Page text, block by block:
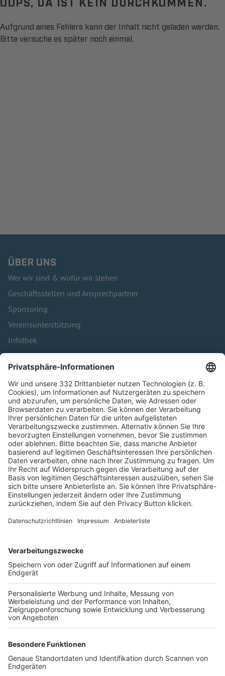
Aufgrund eines Fehlers kann der Inhalt nicht geladen werden.
Bitte versuche es später noch einmal.
ÜBER UNS
Wer wir sind & wofür wir stehen
Geschäftsstellen und Ansprechpartner
Sponsoring
Vereinsunterstützung
Infothek
Kontakt
HÄUFIG BESUCHTE SEITEN
Pässe und Vereinswechsel
Trainerausbildung
Schulungsangebot Vereinsmitarbeiter
BFV-Geschäftsstellen
Trainerbörse
Login SpielPlus
FOLGE DEM BFV
TOP-VEREINE
TOP-PARTNER